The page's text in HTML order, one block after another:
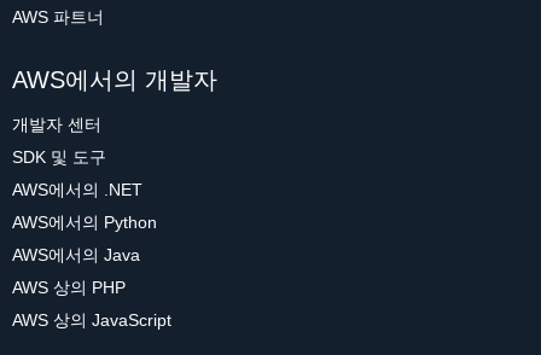
AWS 파트너
AWS에서의 개발자
개발자 센터
SDK 및 도구
AWS에서의 .NET
AWS에서의 Python
AWS에서의 Java
AWS 상의 PHP
AWS 상의 JavaScript